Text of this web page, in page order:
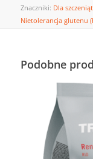
Znaczniki: Dla szczeniąt,
Nietolerancja glutenu
Podobne